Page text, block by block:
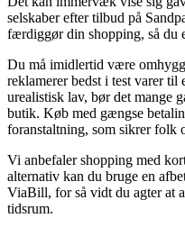
selskaber efter tilbud på
færdiggør din shopping, så du
Du må imidlertid være
reklamerer bedst i test varer til
urealistisk lav, bør det mange
butik. Køb med gængse
foranstaltning, som sikrer folk
Vi anbefaler shopping med
alternativ kan du bruge en
ViaBill, for så vidt du agter at
tidsrum.